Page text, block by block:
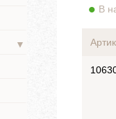
▼
В